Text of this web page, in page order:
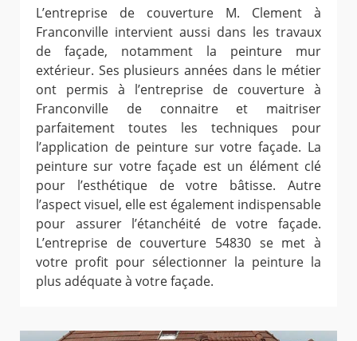
L’entreprise de couverture M. Clement à
Franconville intervient aussi dans les travaux
de façade, notamment la peinture mur
extérieur. Ses plusieurs années dans le métier
ont permis à l’entreprise de couverture à
Franconville de connaitre et maitriser
parfaitement toutes les techniques pour
l’application de peinture sur votre façade. La
peinture sur votre façade est un élément clé
pour l’esthétique de votre bâtisse. Autre
l’aspect visuel, elle est également indispensable
pour assurer l’étanchéité de votre façade.
L’entreprise de couverture 54830 se met à
votre profit pour sélectionner la peinture la
plus adéquate à votre façade.